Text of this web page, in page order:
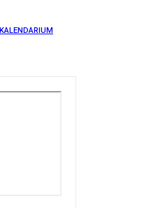
KALENDARIUM